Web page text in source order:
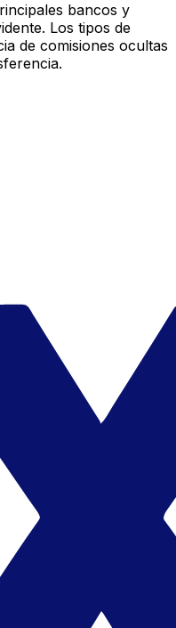
bancos y
Los tipos de
de comisiones ocultas